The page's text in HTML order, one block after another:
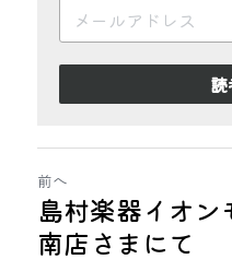
前へ
島村楽器イオ
南店さまにて